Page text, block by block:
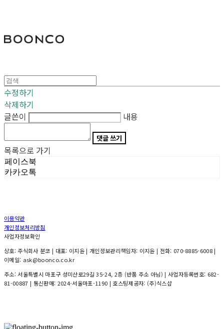
수정하기
삭제하기
글쓴이
내용
댓글 쓰기
목록으로 가기
페이스북
카카오톡
이용약관
개인정보처리방침
사업자정보확인
상호: 주식회사 분코 | 대표: 이지윤 | 개인정보관리책임자: 이지윤 | 전화: 070-8885-6008 |
이메일: ask@boonco.co.kr
주소: 서울특별시 마포구 성미산로29길 35-24, 2층 (반품 주소 아님) | 사업자등록번호: 682-
81-00887 | 통신판매: 2024-서울마포-1190 | 호스팅제공자: (주)식스샵